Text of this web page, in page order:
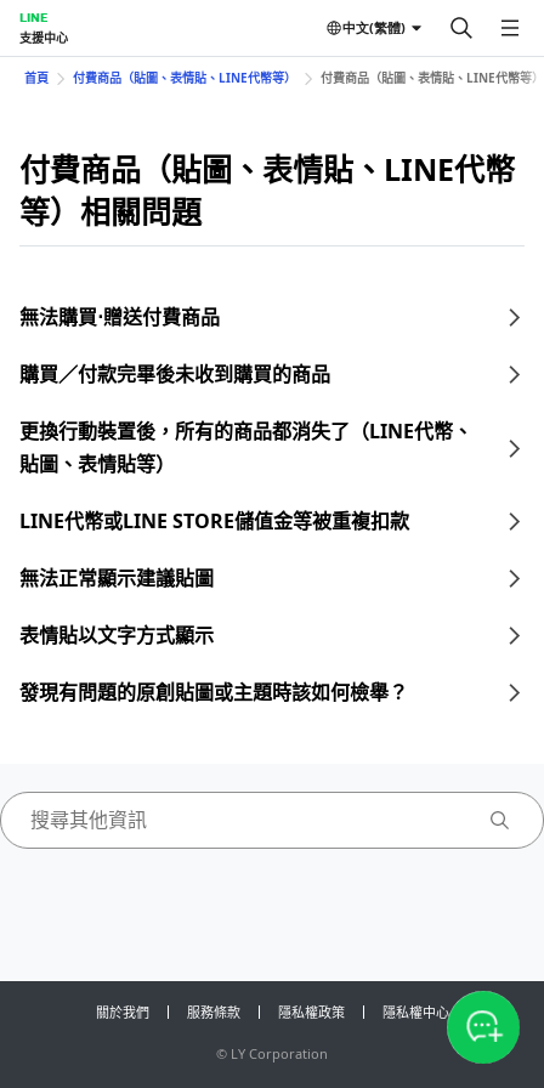
LINE
支援中心
中文(繁體)
首頁 付費商品（貼圖、表情貼、LINE代幣等） 付費商品（貼圖、表情貼、LINE代幣等
付費商品（貼圖、表情貼、LINE代幣
等）相關問題
無法購買⋅贈送付費商品
購買／付款完畢後未收到購買的商品
更換行動裝置後，所有的商品都消失了（LINE代幣、
貼圖、表情貼等）
LINE代幣或LINE STORE儲值金等被重複扣款
無法正常顯示建議貼圖
表情貼以文字方式顯示
發現有問題的原創貼圖或主題時該如何檢舉？
關於我們 服務條款 隱私權政策 隱私權中心
© LY Corporation